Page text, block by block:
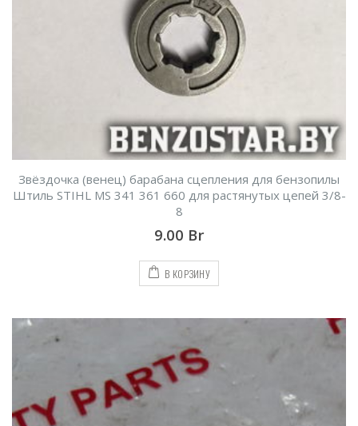
Звёздочка (венец) барабана сцепления для бензопилы
Штиль STIHL MS 341 361 660 для растянутых цепей 3/8-
8
9.00 Br
В КОРЗИНУ